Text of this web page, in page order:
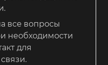
все вопросы
необходимости
для